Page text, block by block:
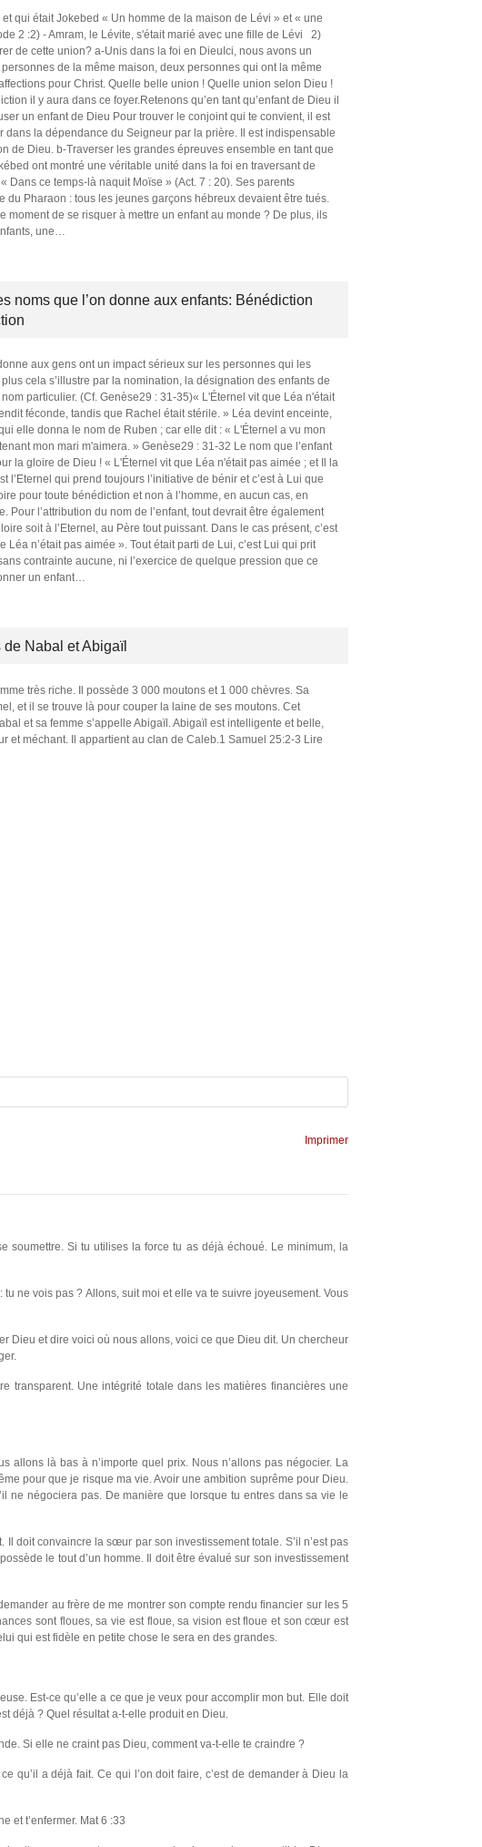
et qui était Jokebed « Un homme de la maison de Lévi » et « une
2 :2) - Amram, le Lévite, s'était marié avec une fille de Lévi 2)
de cette union? a-Unis dans la foi en DieuIci, nous avons un
de la même maison, deux personnes qui ont la même
pour Christ. Quelle belle union ! Quelle union selon Dieu !
il y aura dans ce foyer.Retenons qu’en tant qu’enfant de Dieu il
un enfant de Dieu Pour trouver le conjoint qui te convient, il est
dans la dépendance du Seigneur par la prière. Il est indispensable
de Dieu. b-Traverser les grandes épreuves ensemble en tant que
ont montré une véritable unité dans la foi en traversant de
Dans ce temps-là naquit Moïse » (Act. 7 : 20). Ses parents
du Pharaon : tous les jeunes garçons hébreux devaient être tués.
moment de se risquer à mettre un enfant au monde ? De plus, ils
une…
noms que l’on donne aux enfants: Bénédiction
aux gens ont un impact sérieux sur les personnes qui les
cela s’illustre par la nomination, la désignation des enfants de
particulier. (Cf. Genèse29 : 31-35)« L'Éternel vit que Léa n'était
féconde, tandis que Rachel était stérile. » Léa devint enceinte,
elle donna le nom de Ruben ; car elle dit : « L'Éternel a vu mon
mon mari m'aimera. » Genèse29 : 31-32 Le nom que l’enfant
la gloire de Dieu ! « L'Éternel vit que Léa n'était pas aimée ; et Il la
l’Eternel qui prend toujours l’initiative de bénir et c’est à Lui que
pour toute bénédiction et non à l’homme, en aucun cas, en
Pour l’attribution du nom de l’enfant, tout devrait être également
soit à l’Eternel, au Père tout puissant. Dans le cas présent, c’est
Léa n’était pas aimée ». Tout était parti de Lui, c’est Lui qui prit
contrainte aucune, ni l’exercice de quelque pression que ce
un enfant…
Nabal et Abigaïl
très riche. Il possède 3 000 moutons et 1 000 chèvres. Sa
et il se trouve là pour couper la laine de ses moutons. Cet
et sa femme s’appelle Abigaïl. Abigaïl est intelligente et belle,
et méchant. Il appartient au clan de Caleb.1 Samuel 25:2‭-‬3 Lire
Imprimer
soumettre. Si tu utilises la force tu as déjà échoué. Le minimum, la
ne vois pas ? Allons, suit moi et elle va te suivre joyeusement. Vous
Dieu et dire voici où nous allons, voici ce que Dieu dit. Un chercheur
transparent. Une intégrité totale dans les matières financières une
allons là bas à n’importe quel prix. Nous n’allons pas négocier. La
pour que je risque ma vie. Avoir une ambition suprême pour Dieu.
ne négociera pas. De manière que lorsque tu entres dans sa vie le
doit convaincre la sœur par son investissement totale. S’il n’est pas
le tout d’un homme. Il doit être évalué sur son investissement
au frère de me montrer son compte rendu financier sur les 5
sont floues, sa vie est floue, sa vision est floue et son cœur est
qui est fidèle en petite chose le sera en des grandes.
Est-ce qu’elle a ce que je veux pour accomplir mon but. Elle doit
déjà ? Quel résultat a-t-elle produit en Dieu.
Si elle ne craint pas Dieu, comment va-t-elle te craindre ?
qu’il a déjà fait. Ce qui l’on doit faire, c’est de demander à Dieu la
et t’enfermer. Mat 6 :33